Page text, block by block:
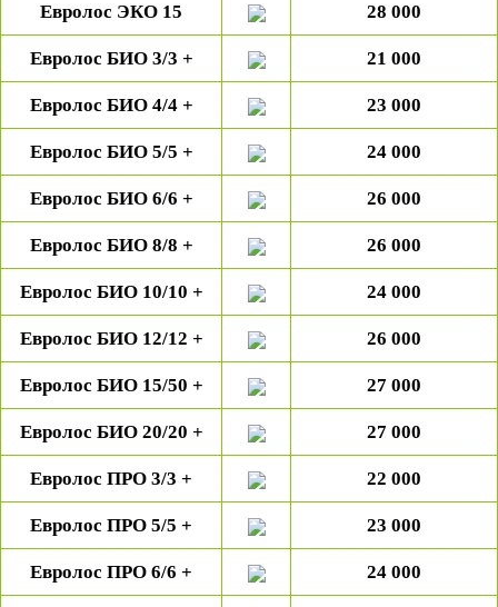
Евролос ЭКО 15 28 000
Евролос БИО 3/3 + 21 000
Евролос БИО 4/4 + 23 000
Евролос БИО 5/5 + 24 000
Евролос БИО 6/6 + 26 000
Евролос БИО 8/8 + 26 000
Евролос БИО 10/10 + 24 000
Евролос БИО 12/12 + 26 000
Евролос БИО 15/50 + 27 000
Евролос БИО 20/20 + 27 000
Евролос ПРО 3/3 + 22 000
Евролос ПРО 5/5 + 23 000
Евролос ПРО 6/6 + 24 000